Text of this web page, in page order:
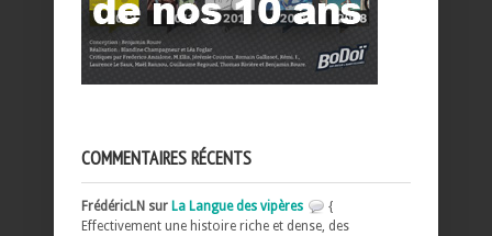
COMMENTAIRES RÉCENTS
FrédéricLN sur La Langue des vipères
{
Effectivement une histoire riche et dense, des